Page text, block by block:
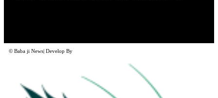
© Baba ji News| Develop By